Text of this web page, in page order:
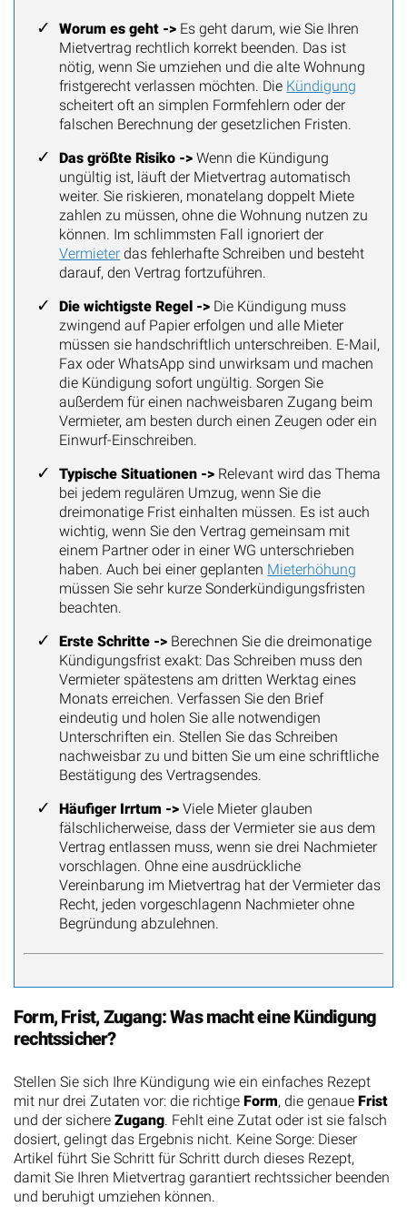
Worum es geht -> Es geht darum, wie Sie Ihren
Mietvertrag rechtlich korrekt beenden. Das ist
nötig, wenn Sie umziehen und die alte Wohnung
fristgerecht verlassen möchten. Die Kündigung
scheitert oft an simplen Formfehlern oder der
falschen Berechnung der gesetzlichen Fristen.
Das größte Risiko ->Wenn die Kündigung
ungültig ist, läuft der Mietvertrag automatisch
weiter. Sie riskieren, monatelang doppelt Miete
zahlen zu müssen, ohne die Wohnung nutzen zu
können. Im schlimmsten Fall ignoriert der
Vermieter das fehlerhafte Schreiben und besteht
darauf, den Vertrag fortzuführen.
Die wichtigste Regel -> Die Kündigung muss
zwingend auf Papier erfolgen und alle Mieter
müssen sie handschriftlich unterschreiben. E-Mail,
Fax oder WhatsApp sind unwirksam und machen
die Kündigung sofort ungültig. Sorgen Sie
außerdem für einen nachweisbaren Zugang beim
Vermieter, am besten durch einen Zeugen oder ein
Einwurf-Einschreiben.
Typische Situationen -> Relevant wird das Thema
bei jedem regulären Umzug, wenn Sie die
dreimonatige Frist einhalten müssen. Es ist auch
wichtig, wenn Sie den Vertrag gemeinsam mit
einem Partner oder in einer WG unterschrieben
haben. Auch bei einer geplanten Mieterhöhung
müssen Sie sehr kurze Sonderkündigungsfristen
beachten.
Erste Schritte -> Berechnen Sie die dreimonatige
Kündigungsfrist exakt: Das Schreiben muss den
Vermieter spätestens am dritten Werktag eines
Monats erreichen. Verfassen Sie den Brief
eindeutig und holen Sie alle notwendigen
Unterschriften ein. Stellen Sie das Schreiben
nachweisbar zu und bitten Sie um eine schriftliche
Bestätigung des Vertragsendes.
Häufiger Irrtum ->Viele Mieter glauben
fälschlicherweise, dass der Vermieter sie aus dem
Vertrag entlassen muss, wenn sie drei Nachmieter
vorschlagen. Ohne eine ausdrückliche
Vereinbarung im Mietvertrag hat der Vermieter das
Recht, jeden vorgeschlagenn Nachmieter ohne
Begründung abzulehnen.
Form, Frist, Zugang: Was macht eine Kündigung
rechtssicher?
Stellen Sie sich Ihre Kündigung wie ein einfaches Rezept
mit nur drei Zutaten vor: die richtige Form, die genaue Frist
und der sichere Zugang. Fehlt eine Zutat oder ist sie falsch
dosiert, gelingt das Ergebnis nicht. Keine Sorge: Dieser
Artikel führt Sie Schritt für Schritt durch dieses Rezept,
damit Sie Ihren Mietvertrag garantiert rechtssicher beenden
und beruhigt umziehen können.